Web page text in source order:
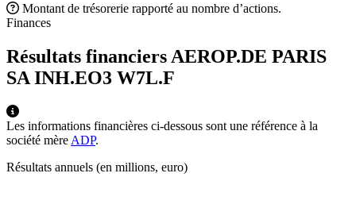
Montant de trésorerie rapporté au nombre d’actions.
Finances
Résultats financiers AEROP.DE PARIS
SA INH.EO3 W7L.F
Les informations financières ci-dessous sont une référence à la
société mère ADP.
Résultats annuels (en millions, euro)